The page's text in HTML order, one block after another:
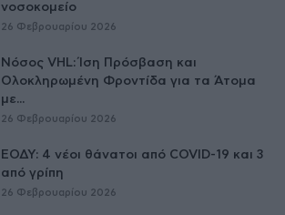
νοσοκομείο
26 Φεβρουαρίου 2026
Νόσος VHL: Ίση Πρόσβαση και
Ολοκληρωμένη Φροντίδα για τα Άτομα
με...
26 Φεβρουαρίου 2026
ΕΟΔΥ: 4 νέοι θάνατοι από COVID-19 και 3
από γρίπη
26 Φεβρουαρίου 2026